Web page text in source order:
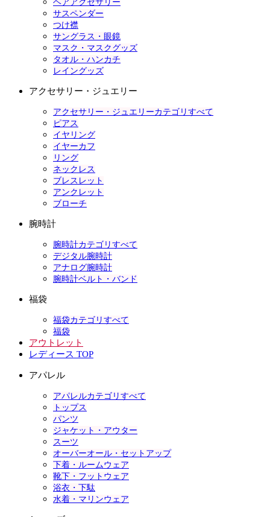
ヘアアクセサリー
サスペンダー
つけ襟
サングラス・眼鏡
マスク・マスクグッズ
タオル・ハンカチ
レイングッズ
アクセサリー・ジュエリー
アクセサリー・ジュエリーカテゴリすべて
ピアス
イヤリング
イヤーカフ
リング
ネックレス
ブレスレット
アンクレット
ブローチ
腕時計
腕時計カテゴリすべて
デジタル腕時計
アナログ腕時計
腕時計ベルト・バンド
福袋
福袋カテゴリすべて
福袋
アウトレット
レディース TOP
アパレル
アパレルカテゴリすべて
トップス
パンツ
ジャケット・アウター
スーツ
オーバーオール・セットアップ
下着・ルームウェア
靴下・フットウェア
浴衣・下駄
水着・マリンウェア